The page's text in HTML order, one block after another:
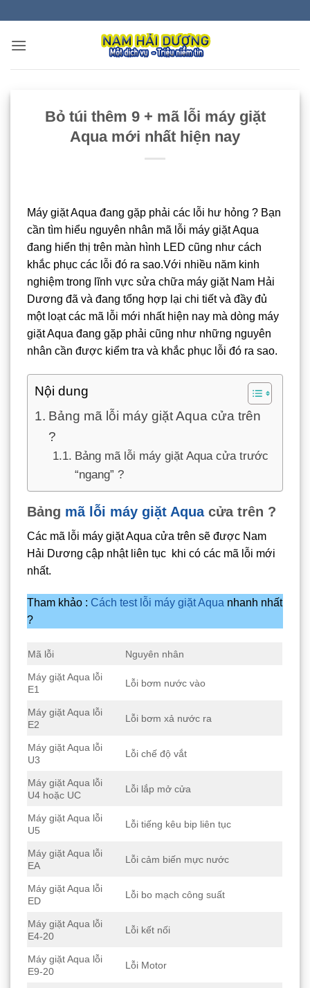
nội
Bỏ túi thêm 9 + mã lỗi máy giặt
Aqua mới nhất hiện nay
Máy giặt Aqua đang gặp phải các lỗi hư hỏng ? Bạn
cần tìm hiểu nguyên nhân mã lỗi máy giặt Aqua
đang hiển thị trên màn hình LED cũng như cách
khắc phục các lỗi đó ra sao.Với nhiều năm kinh
nghiệm trong lĩnh vực sửa chữa máy giặt Nam Hải
Dương đã và đang tổng hợp lại chi tiết và đầy đủ
một loạt các mã lỗi mới nhất hiện nay mà dòng máy
giặt Aqua đang gặp phải cũng như những nguyên
nhân cần được kiểm tra và khắc phục lỗi đó ra sao.
Nội dung
Bảng mã lỗi máy giặt Aqua cửa trên
?
Bảng mã lỗi máy giặt Aqua cửa trước
“ngang” ?
Bảng mã lỗi máy giặt Aquacửa trên ?
Các mã lỗi máy giặt Aqua cửa trên sẽ được Nam
Hải Dương cập nhật liên tục khi có các mã lỗi mới
nhất.
Tham khảo : Cách test lỗi máy giặt Aqua nhanh nhất
?
Mã lỗi Nguyên nhân
Máy giặt Aqua lỗi
E1
Lỗi bơm nước vào
Máy giặt Aqua lỗi
E2
Lỗi bơm xả nước ra
Máy giặt Aqua lỗi
U3
Lỗi chế độ vắt
Máy giặt Aqua lỗi
U4 hoặc UC
Lỗi lắp mở cửa
Máy giặt Aqua lỗi
U5
Lỗi tiếng kêu bip liên tục
Máy giặt Aqua lỗi
EA
Lỗi cảm biến mực nước
Máy giặt Aqua lỗi
ED
Lỗi bo mạch công suất
Máy giặt Aqua lỗi
E4-20
Lỗi kết nối
Máy giặt Aqua lỗi
E9-20
Lỗi Motor